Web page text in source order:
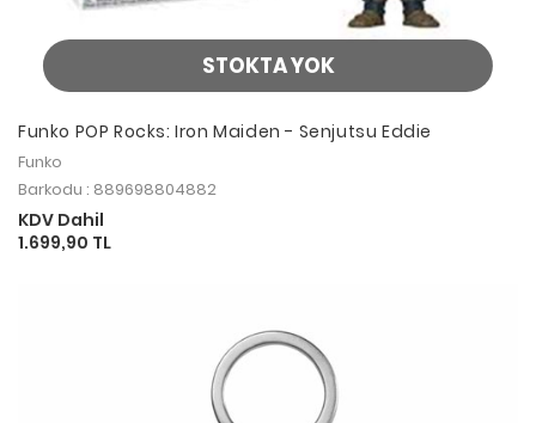
STOKTA YOK
Funko POP Rocks: Iron Maiden - Senjutsu Eddie
Funko
Barkodu : 889698804882
KDV Dahil
1.699,90 TL